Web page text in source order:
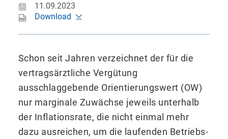
11.09.2023
Download
Schon seit Jahren verzeichnet der für die
vertragsärztliche Vergütung
ausschlaggebende Orientierungswert (OW)
nur marginale Zuwächse jeweils unterhalb
der Inflationsrate, die nicht einmal mehr
dazu ausreichen, um die laufenden Betriebs-